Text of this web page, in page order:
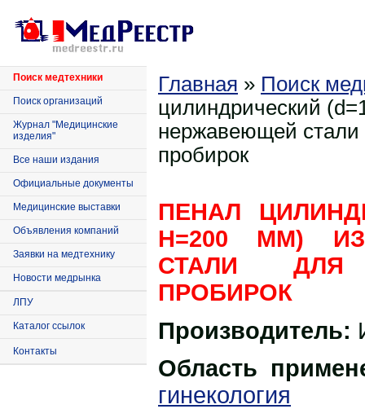
Поиск медтехники
Поиск организаций
Журнал "Медицинские
изделия"
Все наши издания
Официальные документы
Медицинские выставки
Объявления компаний
Заявки на медтехнику
Новости медрынка
ЛПУ
Каталог ссылок
Контакты
Главная » Поиск
цилиндрический
нержавеющей стали
пробирок
ПЕНАЛ
H=200 ММ)
СТАЛИ ДЛЯ
ПРОБИРОК
Производитель:
Область
гинекология